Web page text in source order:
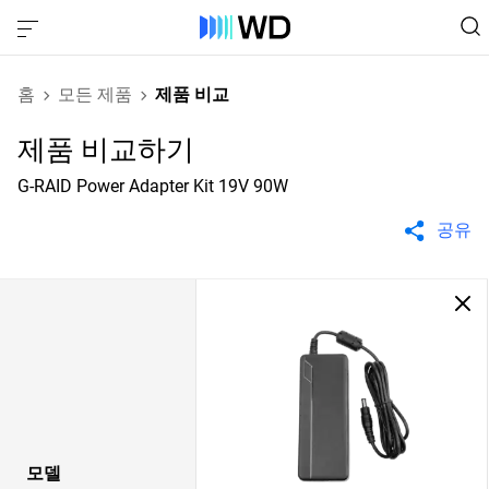
홈 모든 제품 제품 비교
제품 비교하기
G-RAID Power Adapter Kit 19V 90W
공유
모델